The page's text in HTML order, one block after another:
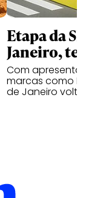
Etapa da
Janeiro,
Com
marcas como
de Janeiro